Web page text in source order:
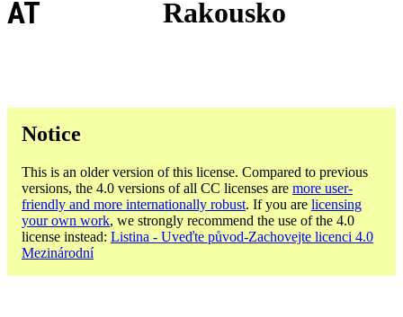
Rakousko
AT
Notice
This is an older version of this license. Compared to previous
versions, the 4.0 versions of all CC licenses are more user-
friendly and more internationally robust. If you are licensing
your own work, we strongly recommend the use of the 4.0
license instead: Listina - Uveďte původ-Zachovejte licenci 4.0
Mezinárodní